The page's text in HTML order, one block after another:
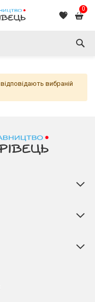
0
вибраній